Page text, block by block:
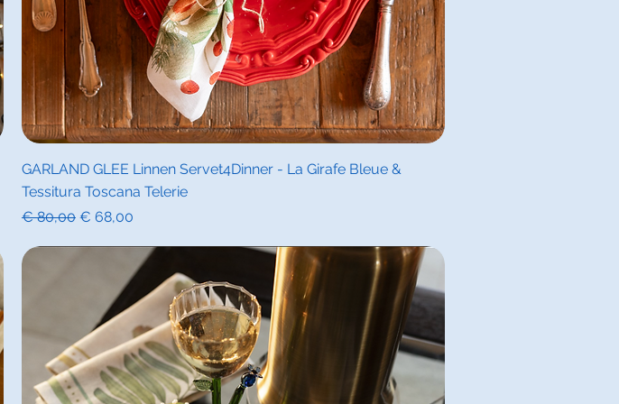
Snel overzicht
GARLAND GLEE Linnen Servet4Dinner - La Girafe Bleue &
Tessitura Toscana Telerie
Normale prijs
€ 80,00 Verkoopprijs
€ 68,00